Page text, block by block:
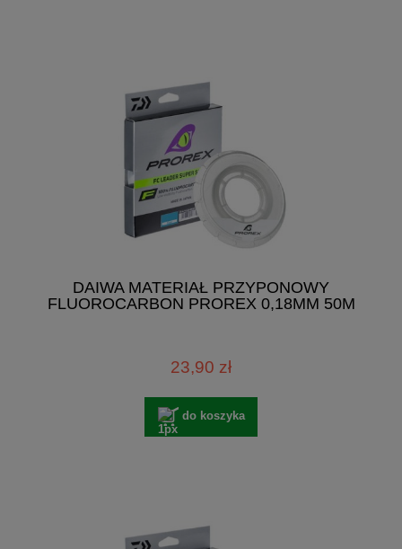
DAIWA MATERIAŁ PRZYPONOWY
FLUOROCARBON PROREX 0,18MM 50M
23,90 zł
do koszyka